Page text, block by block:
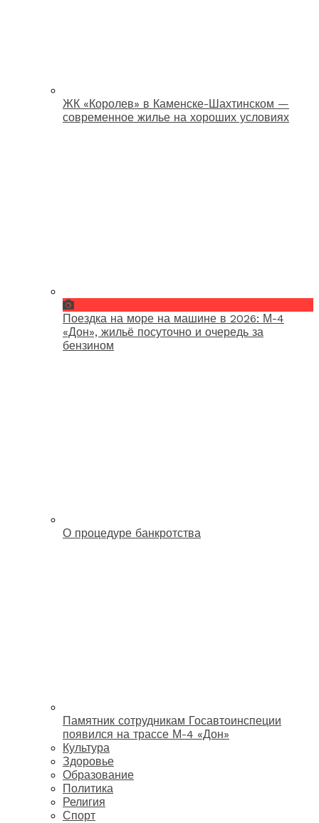
ЖК «Королев» в Каменске-Шахтинском —
современное жилье на хороших условиях
Поездка на море на машине в 2026: М-4
«Дон», жильё посуточно и очередь за
бензином
О процедуре банкротства
Памятник сотрудникам Госавтоинспеции
появился на трассе М-4 «Дон»
Культура
Здоровье
Образование
Политика
Религия
Спорт